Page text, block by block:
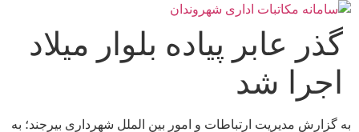
پرش
محتواگذر عابر پیاده بلوار میلاد
اجرا شد
به گزارش مدیریت ارتباطات و امور بین الملل شهرداری بیرجند؛ به